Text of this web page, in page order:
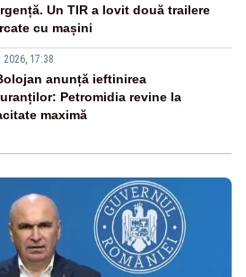
Un TIR a lovit două trailere
cu mașini
2026, 17:38
anunță ieftinirea
Petromidia revine la
maximă